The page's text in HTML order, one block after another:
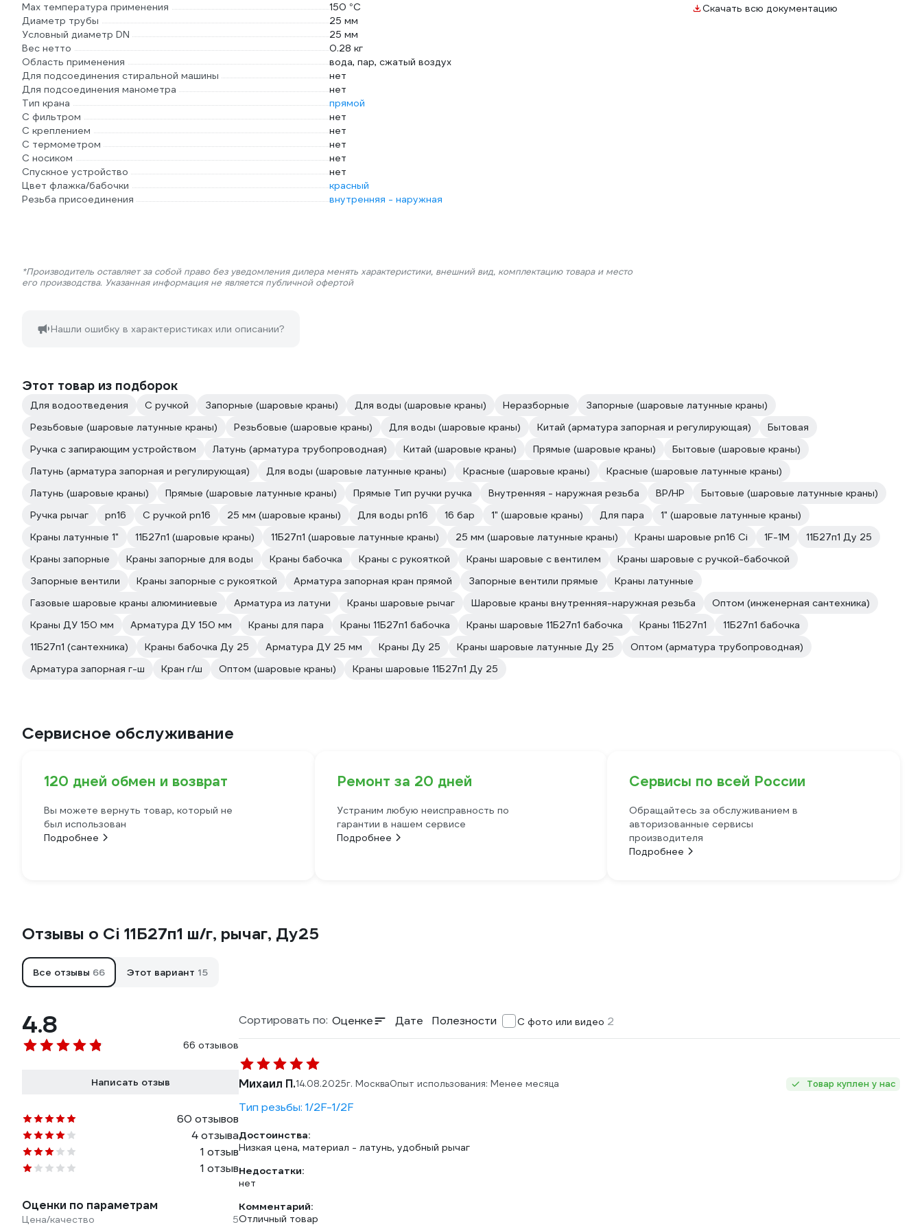
Max температура применения
150 °С
Диаметр трубы
25 мм
Условный диаметр DN
25 мм
Вес нетто
0.28 кг
Область применения
вода, пар, сжатый воздух
Для подсоединения стиральной машины
нет
Для подсоединения манометра
нет
Тип крана
прямой
С фильтром
нет
С креплением
нет
С термометром
нет
С носиком
нет
Спускное устройство
нет
Цвет флажка/бабочки
красный
Резьба присоединения
внутренняя - наружная
*Производитель оставляет за собой право без уведомления дилера менять характеристики, внешний вид, комплектацию товара и место
его производства. Указанная информация не является публичной офертой
Нашли ошибку в характеристиках или описании?
Скачать всю документацию
Этот товар из подборок
Для водоотведения С ручкой Запорные (шаровые краны) Для воды (шаровые краны) Неразборные
Запорные (шаровые латунные краны)
Резьбовые (шаровые латунные краны)
Резьбовые (шаровые краны) Для воды (шаровые краны) Китай (арматура запорная и регулирующая)
Бытовая
Ручка с запирающим устройством
Латунь (арматура трубопроводная) Китай (шаровые краны) Прямые (шаровые краны)
Бытовые (шаровые краны)
Латунь (арматура запорная и регулирующая)
Для воды (шаровые латунные краны) Красные (шаровые краны)
Красные (шаровые латунные краны)
Латунь (шаровые краны)
Прямые (шаровые латунные краны) Прямые Тип ручки ручка Внутренняя - наружная резьба ВР/НР
Бытовые (шаровые латунные краны)
Ручка рычаг
pn16 С ручкой pn16 25 мм (шаровые краны) Для воды pn16 16 бар 1" (шаровые краны) Для пара
1" (шаровые латунные краны)
Краны латунные 1"
11Б27п1 (шаровые краны) 11Б27п1 (шаровые латунные краны) 25 мм (шаровые латунные краны) Краны шаровые pn16 Ci 1F-1M
11Б27п1 Ду 25
Краны запорные
Краны запорные для воды Краны бабочка Краны с рукояткой Краны шаровые с вентилем
Краны шаровые с ручкой-бабочкой
Запорные вентили
Краны запорные с рукояткой Арматура запорная кран прямой Запорные вентили прямые
Краны латунные
Газовые шаровые краны алюминиевые
Арматура из латуни Краны шаровые рычаг Шаровые краны внутренняя-наружная резьба
Оптом (инженерная сантехника)
Краны ДУ 150 мм
Арматура ДУ 150 мм Краны для пара Краны 11Б27п1 бабочка Краны шаровые 11Б27п1 бабочка Краны 11Б27п1
11Б27п1 бабочка
11Б27п1 (сантехника)
Краны бабочка Ду 25 Арматура ДУ 25 мм Краны Ду 25 Краны шаровые латунные Ду 25
Оптом (арматура трубопроводная)
Арматура запорная г-ш
Кран г/ш Оптом (шаровые краны) Краны шаровые 11Б27п1 Ду 25
Сервисное обслуживание
120 дней обмен и возврат
Вы можете вернуть товар, который не
был использован
Подробнее
Ремонт за 20 дней
Устраним любую неисправность по
гарантии в нашем сервисе
Подробнее
Сервисы по всей России
Обращайтесь за обслуживанием в
авторизованные сервисы
производителя
Подробнее
Отзывы о Ci 11Б27п1 ш/г, рычаг, Ду25
Все отзывы 66 Этот вариант 15
4.8
66 отзывов
Написать отзыв
60 отзывов
4 отзыва
1 отзыв
1 отзыв
Оценки по параметрам
Цена/качество 5
Сортировать по: Оценке Дате Полезности С фото или видео 2
Михаил П.14.08.2025г. МоскваОпыт использования: Менее месяца Товар куплен у нас
Тип резьбы: 1/2F-1/2F
Достоинства:
Низкая цена, материал - латунь, удобный рычаг
Недостатки:
нет
Комментарий:
Отличный товар